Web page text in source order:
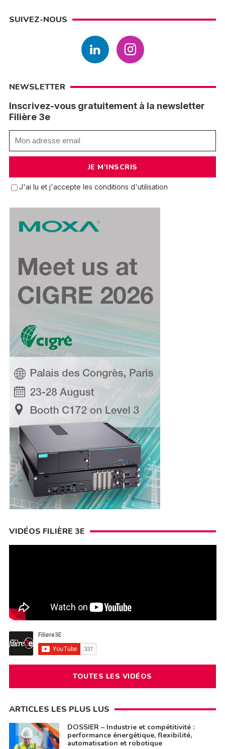
SUIVEZ-NOUS
NEWSLETTER
Inscrivez-vous gratuitement à la newsletter
Filière 3e
J'ai lu et j'accepte les conditions d'utilisation
VIDÉOS FILIÈRE 3E
TOUTES LES VIDÉOS
ARTICLES LES PLUS LUS
DOSSIER – Industrie et compétitivité :
performance énergétique, flexibilité,
automatisation et robotique